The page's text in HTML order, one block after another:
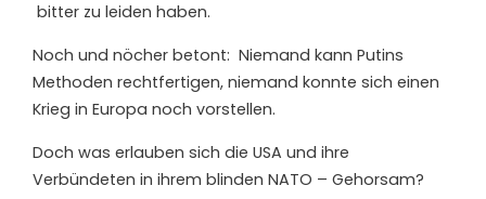
bitter zu leiden haben.
Noch und nöcher betont: Niemand kann Putins
Methoden rechtfertigen, niemand konnte sich einen
Krieg in Europa noch vorstellen.
Doch was erlauben sich die USA und ihre
Verbündeten in ihrem blinden NATO – Gehorsam?